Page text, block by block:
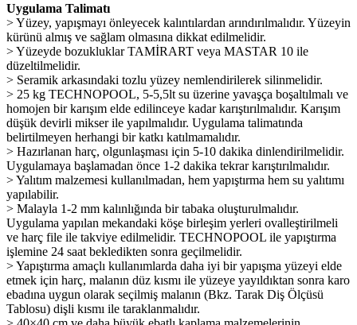
Uygulama Talimatı
> Yüzey, yapışmayı önleyecek kalıntılardan arındırılmalıdır. Yüzeyin
kürünü almış ve sağlam olmasına dikkat edilmelidir.
> Yüzeyde bozukluklar TAMİRART veya MASTAR 10 ile
düzeltilmelidir.
> Seramik arkasındaki tozlu yüzey nemlendirilerek silinmelidir.
> 25 kg TECHNOPOOL, 5-5,5lt su üzerine yavaşça boşaltılmalı ve
homojen bir karışım elde edilinceye kadar karıştırılmalıdır. Karışım
düşük devirli mikser ile yapılmalıdır. Uygulama talimatında
belirtilmeyen herhangi bir katkı katılmamalıdır.
> Hazırlanan harç, olgunlaşması için 5-10 dakika dinlendirilmelidir.
Uygulamaya başlamadan önce 1-2 dakika tekrar karıştırılmalıdır.
> Yalıtım malzemesi kullanılmadan, hem yapıştırma hem su yalıtımı
yapılabilir.
> Malayla 1-2 mm kalınlığında bir tabaka oluşturulmalıdır.
Uygulama yapılan mekandaki köşe birleşim yerleri ovalleştirilmeli
ve harç file ile takviye edilmelidir. TECHNOPOOL ile yapıştırma
işlemine 24 saat bekledikten sonra geçilmelidir.
> Yapıştırma amaçlı kullanımlarda daha iyi bir yapışma yüzeyi elde
etmek için harç, malanın düz kısmı ile yüzeye yayıldıktan sonra karo
ebadına uygun olarak seçilmiş malanın (Bkz. Tarak Diş Ölçüsü
Tablosu) dişli kısmı ile taraklanmalıdır.